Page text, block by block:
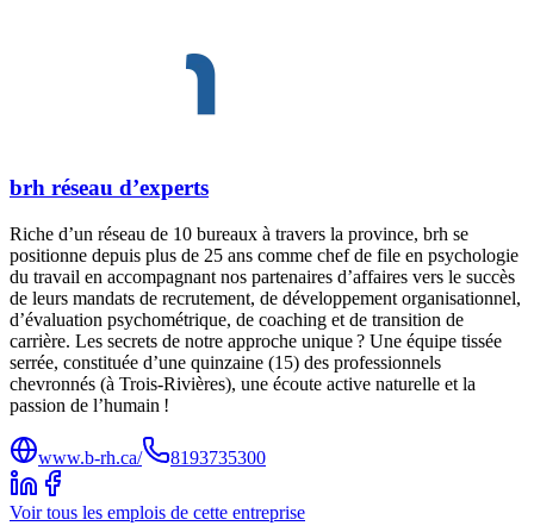
brh réseau d’experts
Riche d’un réseau de 10 bureaux à travers la province, brh se
positionne depuis plus de 25 ans comme chef de file en psychologie
du travail en accompagnant nos partenaires d’affaires vers le succès
de leurs mandats de recrutement, de développement organisationnel,
d’évaluation psychométrique, de coaching et de transition de
carrière. Les secrets de notre approche unique ? Une équipe tissée
serrée, constituée d’une quinzaine (15) des professionnels
chevronnés (à Trois-Rivières), une écoute active naturelle et la
passion de l’humain !
www.b-rh.ca/ 8193735300
Voir tous les emplois de cette entreprise